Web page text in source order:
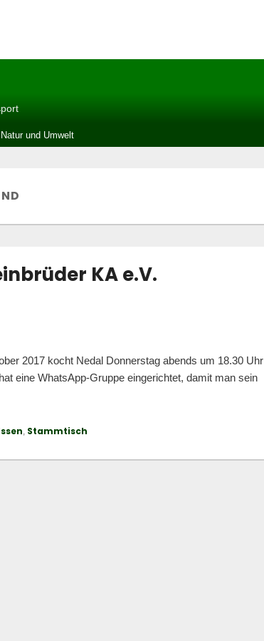
Natur und Umwelt
KA e.V.
2017 kocht Nedal Donnerstag abends um 18.30 Uhr
eine WhatsApp-Gruppe eingerichtet, damit man sein
, Stammtisch